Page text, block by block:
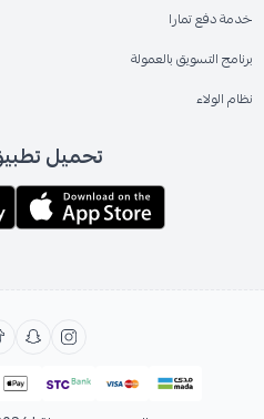
خدمة دفع تمارا
برنامج التسويق بالعمولة
نظام الولاء
تحميل